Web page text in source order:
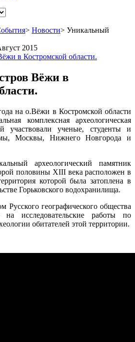
> Новости> Уникальный
2015
Вёжи в
на о.Вёжи в Костромской области
комплексная археологическая
участвовали ученые, студенты и
Москвы, Нижнего Новгорода и
археологический памятник
половины XIII века расположен в
которой была затоплена в
Горьковского водохранилища.
Русского географического общества
исследовательские работы по
обитателей этой территории.